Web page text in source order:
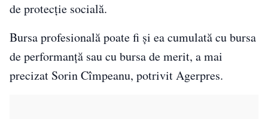
de protecţie socială.
Bursa profesională poate fi şi ea cumulată cu bursa
de performanţă sau cu bursa de merit, a mai
precizat Sorin Cîmpeanu, potrivit Agerpres.